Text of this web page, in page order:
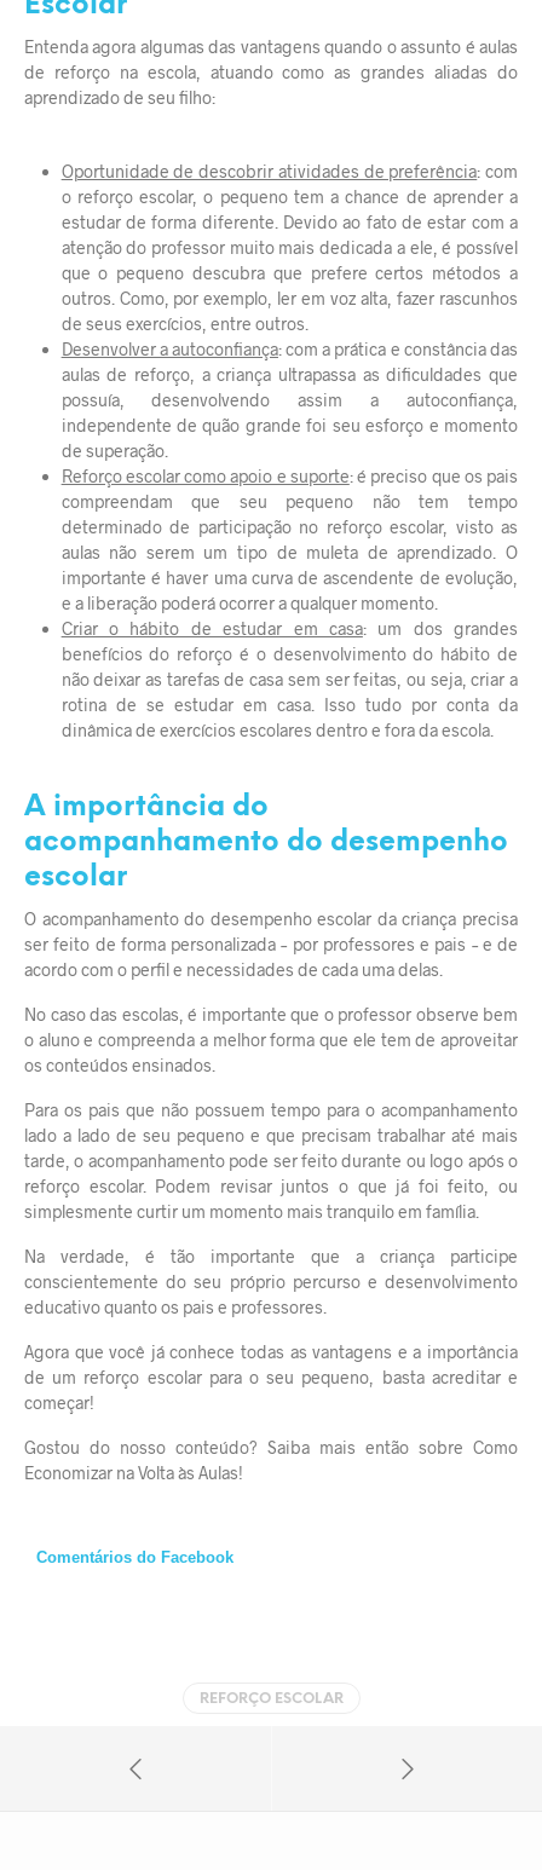
Entenda agora algumas das vantagens quando o assunto é aulas
de reforço na escola, atuando como as grandes aliadas do
aprendizado de seu filho:
Oportunidade de descobrir atividades de preferência: com
o reforço escolar, o pequeno tem a chance de aprender a
estudar de forma diferente. Devido ao fato de estar com a
atenção do professor muito mais dedicada a ele, é possível
que o pequeno descubra que prefere certos métodos a
outros. Como, por exemplo, ler em voz alta, fazer rascunhos
de seus exercícios, entre outros.
Desenvolver a autoconfiança: com a prática e constância das
aulas de reforço, a criança ultrapassa as dificuldades que
possuía, desenvolvendo assim a autoconfiança,
independente de quão grande foi seu esforço e momento
de superação.
Reforço escolar como apoio e suporte: é preciso que os pais
compreendam que seu pequeno não tem tempo
determinado de participação no reforço escolar, visto as
aulas não serem um tipo de muleta de aprendizado. O
importante é haver uma curva de ascendente de evolução,
e a liberação poderá ocorrer a qualquer momento.
Criar o hábito de estudar em casa: um dos grandes
benefícios do reforço é o desenvolvimento do hábito de
não deixar as tarefas de casa sem ser feitas, ou seja, criar a
rotina de se estudar em casa. Isso tudo por conta da
dinâmica de exercícios escolares dentro e fora da escola.
A importância do
acompanhamento do desempenho
escolar
O acompanhamento do desempenho escolar da criança precisa
ser feito de forma personalizada – por professores e pais – e de
acordo com o perfil e necessidades de cada uma delas.
No caso das escolas, é importante que o professor observe bem
o aluno e compreenda a melhor forma que ele tem de aproveitar
os conteúdos ensinados.
Para os pais que não possuem tempo para o acompanhamento
lado a lado de seu pequeno e que precisam trabalhar até mais
tarde, o acompanhamento pode ser feito durante ou logo após o
reforço escolar. Podem revisar juntos o que já foi feito, ou
simplesmente curtir um momento mais tranquilo em família.
Na verdade, é tão importante que a criança participe
conscientemente do seu próprio percurso e desenvolvimento
educativo quanto os pais e professores.
Agora que você já conhece todas as vantagens e a importância
de um reforço escolar para o seu pequeno, basta acreditar e
começar!
Gostou do nosso conteúdo? Saiba mais então sobre Como
Economizar na Volta às Aulas!
Comentários do Facebook
REFORÇO ESCOLAR